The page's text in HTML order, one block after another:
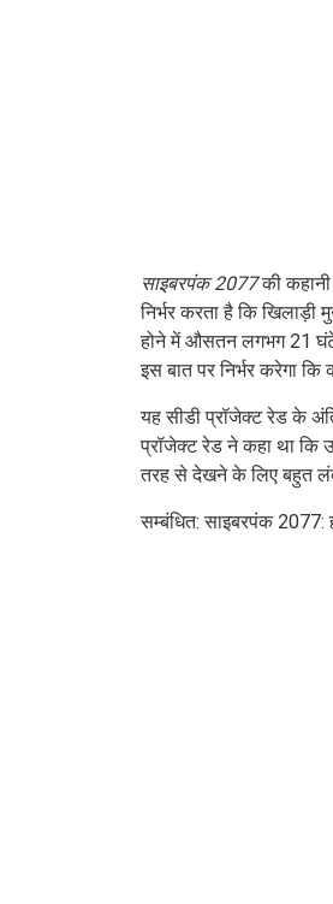
साइबरपंक 2077की
निर्भर करता है कि
होने में औसतन लगभग 21 घंटे
इस बात पर निर्भर करेगा
यह सीडी प्रॉजेक्ट रेड के
प्रॉजेक्ट रेड ने कहा था कि
तरह से देखने के लिए बहुत
सम्बंधित: साइबरपंक